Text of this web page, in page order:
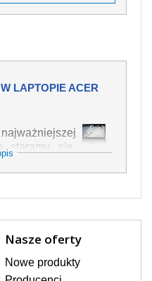
LAPTOPIE ACER
staramy się,
Służy
lub obrazu w
Do
np.
następnie
pasy, ciemny
Nasze oferty
Nowe produkty